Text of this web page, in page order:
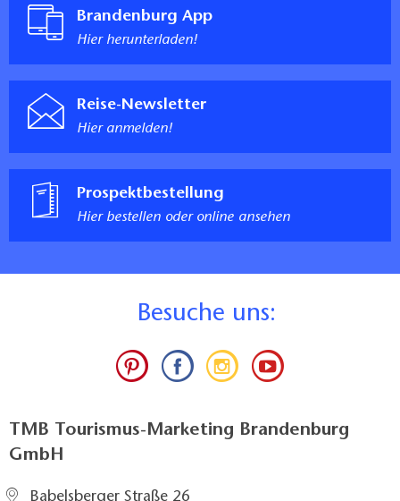
Einrichtungsgegenständen (z.B. Schrank): >150 cm
Breite des schmalsten Durchgangs innerhalb des
Kommentar:
Es gibt einen Minikühlschrank, Wasserkocher, etwas
Zugang stufenlos
Durchgangsbreite der Tür zum Sanitärraum: 100 cm
Tiefe der Unterfahrbarkeit des Waschtischs (in Höhe
Fußboden aus: 93 cm
im Sitzen und Stehen einsehbarer Spiegel über dem
Brandenburg App
Hier herunterladen!
Reise-Newsletter
Hier anmelden!
Prospektbestellung
Hier bestellen oder online ansehen
Besuche uns:
TMB Tourismus-Marketing Brandenburg
GmbH
Babelsberger Straße 26